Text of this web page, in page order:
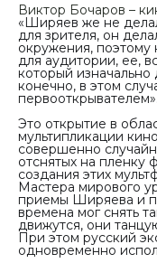
Виктор Бочаров –
«Ширяев же не
для зрителя, он
окружения, поэтому
для аудитории, ее,
который
конечно, в этом
первооткрывателем».
Это открытие в
мультипликации
совершенно
отснятых на пленку
создания этих
Мастера мирового
приемы Ширяева и
времена мог снять
движутся, они
При этом русский
одновременно